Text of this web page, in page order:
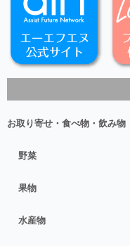
お取り寄せ・食べ物・飲み物
野菜
果物
水産物